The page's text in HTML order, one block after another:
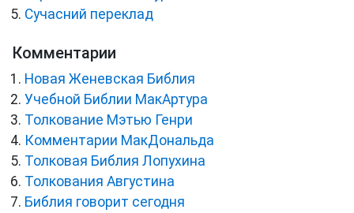
Сучасний переклад
Комментарии
Новая Женевская Библия
Учебной Библии МакАртура
Толкование Мэтью Генри
Комментарии МакДональда
Толковая Библия Лопухина
Толкования Августина
Библия говорит сегодня